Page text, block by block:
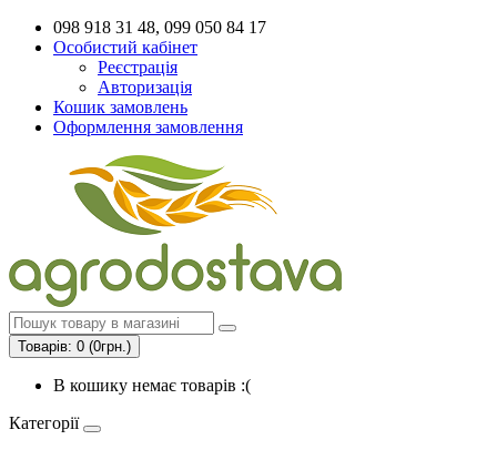
098 918 31 48, 099 050 84 17
Особистий кабінет
Реєстрація
Авторизація
Кошик замовлень
Оформлення замовлення
Товарів: 0 (0грн.)
В кошику немає товарів :(
Категорії